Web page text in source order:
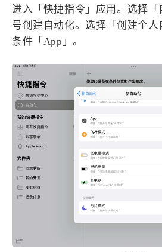
进入「快捷指令」应用。选择
号创建自动化。选择「创建个
条件「App」。